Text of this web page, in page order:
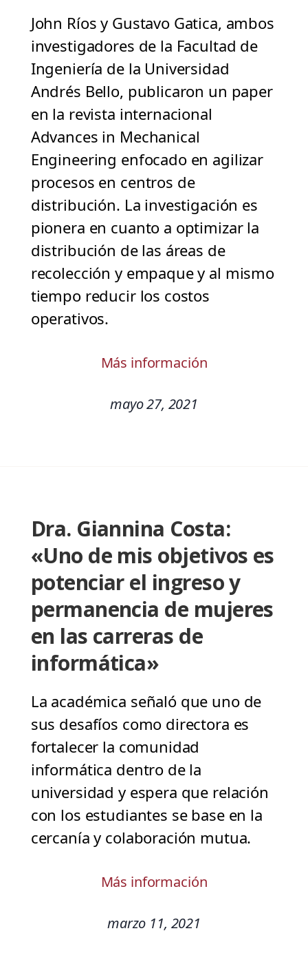
John Ríos y Gustavo Gatica, ambos
investigadores de la Facultad de
Ingeniería de la Universidad
Andrés Bello, publicaron un paper
en la revista internacional
Advances in Mechanical
Engineering enfocado en agilizar
procesos en centros de
distribución. La investigación es
pionera en cuanto a optimizar la
distribución de las áreas de
recolección y empaque y al mismo
tiempo reducir los costos
operativos.
Más información
mayo 27, 2021
Dra. Giannina Costa:
«Uno de mis objetivos es
potenciar el ingreso y
permanencia de mujeres
en las carreras de
informática»
La académica señaló que uno de
sus desafíos como directora es
fortalecer la comunidad
informática dentro de la
universidad y espera que relación
con los estudiantes se base en la
cercanía y colaboración mutua.
Más información
marzo 11, 2021